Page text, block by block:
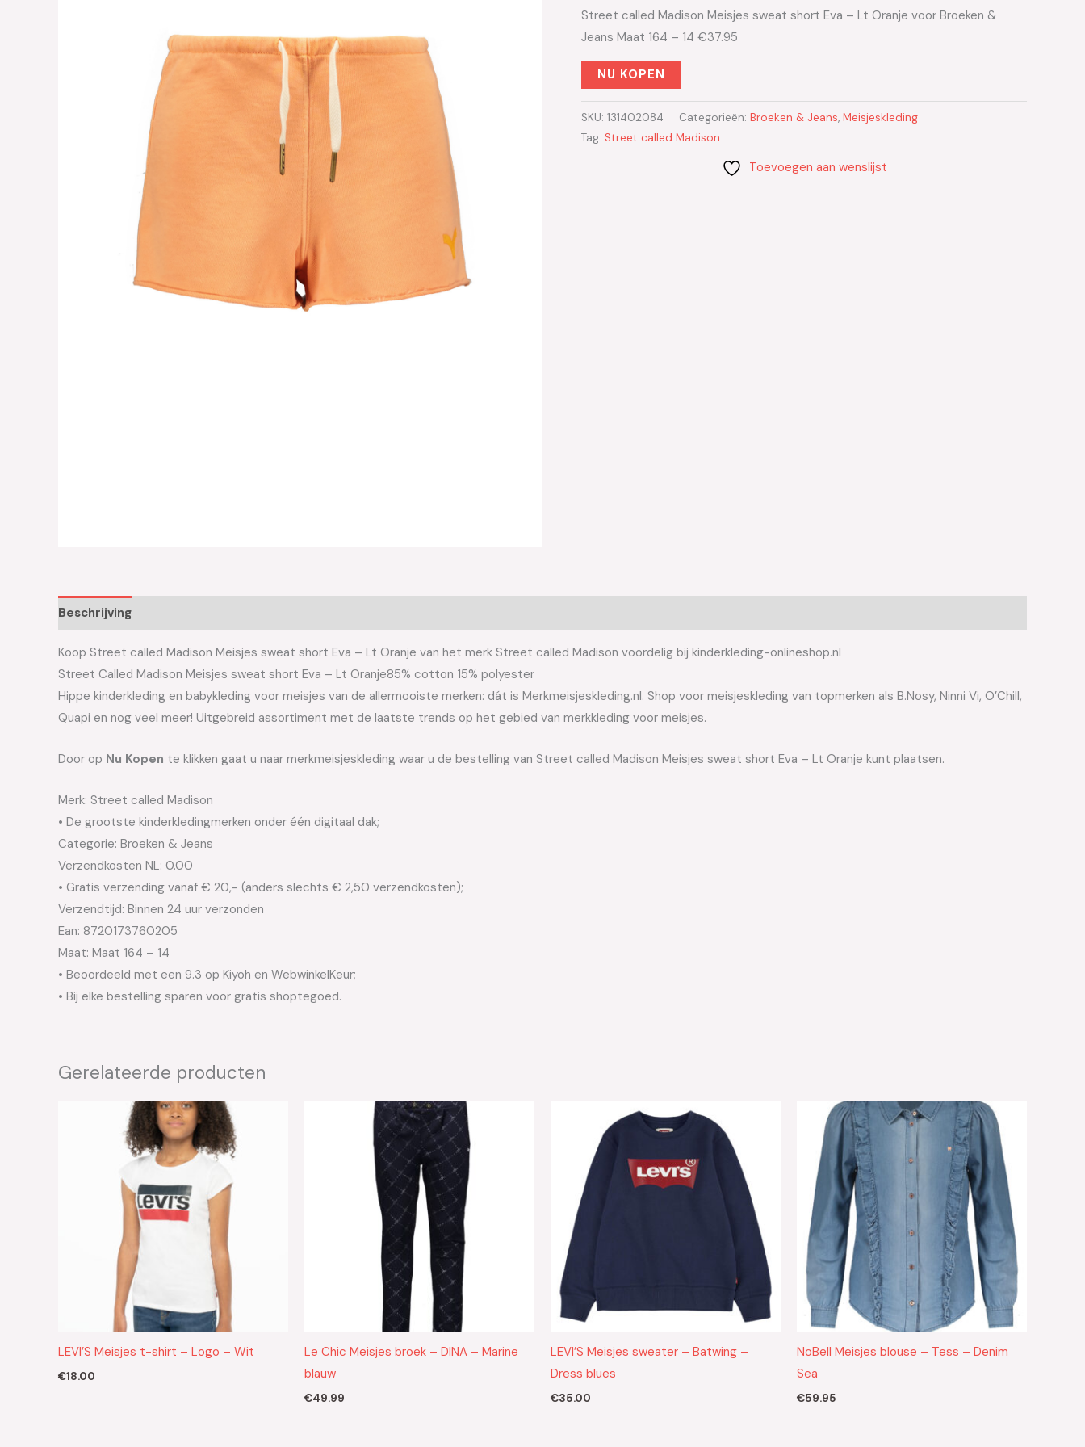
Street called Madison Meisjes sweat short Eva – Lt Oranje voor Broeken &
Jeans Maat 164 – 14 €37.95
NU KOPEN
SKU: 131402084 Categorieën: Broeken & Jeans, Meisjeskleding
Tag: Street called Madison
Toevoegen aan wenslijst
Beschrijving
Koop Street called Madison Meisjes sweat short Eva – Lt Oranje van het merk Street called Madison voordelig bij kinderkleding-onlineshop.nl
Street Called Madison Meisjes sweat short Eva – Lt Oranje85% cotton 15% polyester
Hippe kinderkleding en babykleding voor meisjes van de allermooiste merken: dát is Merkmeisjeskleding.nl. Shop voor meisjeskleding van topmerken als B.Nosy, Ninni Vi, O’Chill,
Quapi en nog veel meer! Uitgebreid assortiment met de laatste trends op het gebied van merkkleding voor meisjes.
Door op Nu Kopen te klikken gaat u naar merkmeisjeskleding waar u de bestelling van Street called Madison Meisjes sweat short Eva – Lt Oranje kunt plaatsen.
Merk: Street called Madison
• De grootste kinderkledingmerken onder één digitaal dak;
Categorie: Broeken & Jeans
Verzendkosten NL: 0.00
• Gratis verzending vanaf € 20,- (anders slechts € 2,50 verzendkosten);
Verzendtijd: Binnen 24 uur verzonden
Ean: 8720173760205
Maat: Maat 164 – 14
• Beoordeeld met een 9.3 op Kiyoh en WebwinkelKeur;
• Bij elke bestelling sparen voor gratis shoptegoed.
Gerelateerde producten
LEVI’S Meisjes t-shirt – Logo – Wit
€18.00
Le Chic Meisjes broek – DINA – Marine
blauw
€49.99
LEVI’S Meisjes sweater – Batwing –
Dress blues
€35.00
NoBell Meisjes blouse – Tess – Denim
Sea
€59.95